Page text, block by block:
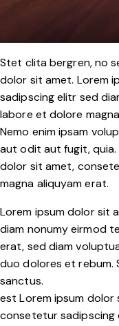
Stet clita bergren, no
dolor sit amet. Lorem
sadipscing elitr sed
labore et dolore
Nemo enim ipsam
aut odit aut fugit,
dolor sit amet,
magna aliquyam erat.
Lorem ipsum dolor sit
diam nonumy eirmod
erat, sed diam
duo dolores et rebum.
sanctus.
est Lorem ipsum
consetetur sadipscing